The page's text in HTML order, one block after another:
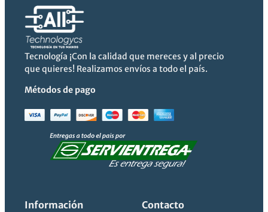
era:
$699.19.
es:
$607.99.
Tecnología ¡Con la calidad que mereces y al precio
que quieres! Realizamos envíos a todo el país.
Métodos de pago
Información Contacto